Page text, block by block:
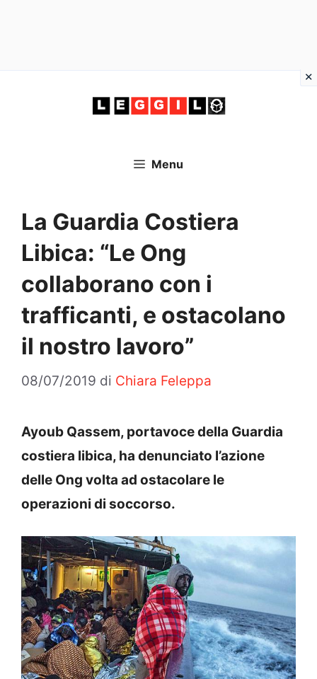
Menu
La Guardia Costiera
Libica: “Le Ong
collaborano con i
trafficanti, e ostacolano
il nostro lavoro”
08/07/2019 di Chiara Feleppa
Ayoub Qassem, portavoce della Guardia
costiera libica, ha denunciato l’azione
delle Ong volta ad ostacolare le
operazioni di soccorso.